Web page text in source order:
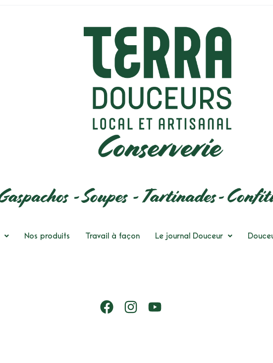
Nos produits Travail à façon Le journal Douceur